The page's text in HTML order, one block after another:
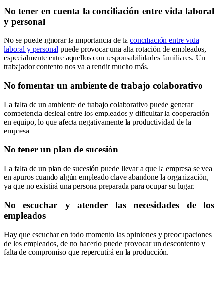
No tener en cuenta la conciliación entre vida laboral
y personal
No se puede ignorar la importancia de la conciliación entre vida
laboral y personal puede provocar una alta rotación de empleados,
especialmente entre aquellos con responsabilidades familiares. Un
trabajador contento nos va a rendir mucho más.
No fomentar un ambiente de trabajo colaborativo
La falta de un ambiente de trabajo colaborativo puede generar
competencia desleal entre los empleados y dificultar la cooperación
en equipo, lo que afecta negativamente la productividad de la
empresa.
No tener un plan de sucesión
La falta de un plan de sucesión puede llevar a que la empresa se vea
en apuros cuando algún empleado clave abandone la organización,
ya que no existirá una persona preparada para ocupar su lugar.
No escuchar y atender las necesidades de los
empleados
Hay que escuchar en todo momento las opiniones y preocupaciones
de los empleados, de no hacerlo puede provocar un descontento y
falta de compromiso que repercutirá en la producción.